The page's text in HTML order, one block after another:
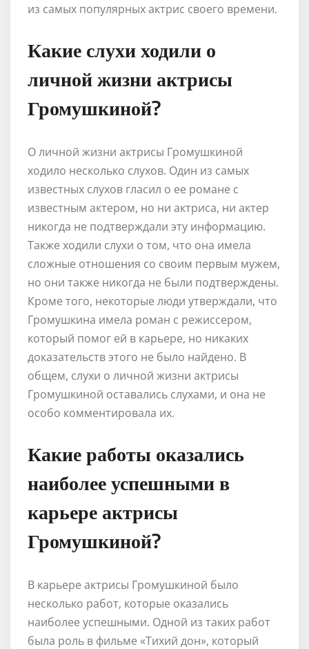
из самых популярных актрис своего времени.
Какие слухи ходили о
личной жизни актрисы
Громушкиной?
О личной жизни актрисы Громушкиной
ходило несколько слухов. Один из самых
известных слухов гласил о ее романе с
известным актером, но ни актриса, ни актер
никогда не подтверждали эту информацию.
Также ходили слухи о том, что она имела
сложные отношения со своим первым мужем,
но они также никогда не были подтверждены.
Кроме того, некоторые люди утверждали, что
Громушкина имела роман с режиссером,
который помог ей в карьере, но никаких
доказательств этого не было найдено. В
общем, слухи о личной жизни актрисы
Громушкиной оставались слухами, и она не
особо комментировала их.
Какие работы оказались
наиболее успешными в
карьере актрисы
Громушкиной?
В карьере актрисы Громушкиной было
несколько работ, которые оказались
наиболее успешными. Одной из таких работ
была роль в фильме «Тихий дон», который